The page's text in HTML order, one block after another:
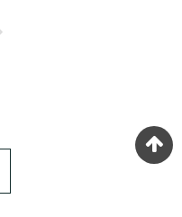
régulier
Ajouter au